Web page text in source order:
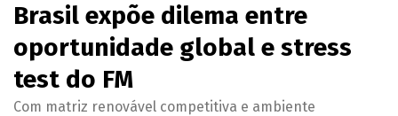
Brasil expõe dilema entre
oportunidade global e stress
test do FM
Com matriz renovável competitiva e ambiente